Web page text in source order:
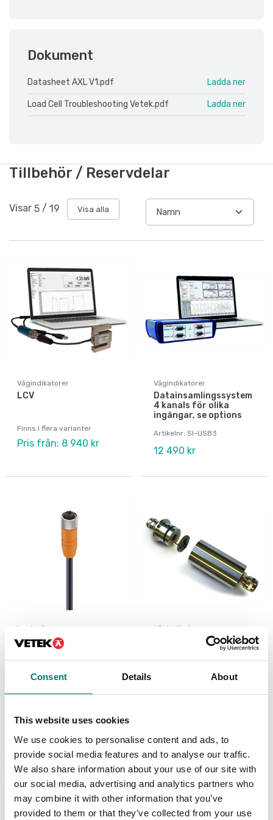
Consent Details About
This website uses cookies
We use cookies to personalise content and ads, to
provide social media features and to analyse our traffic.
We also share information about your use of our site with
our social media, advertising and analytics partners who
may combine it with other information that you’ve
provided to them or that they’ve collected from your use
Dokument
Datasheet AXL V1.pdf Ladda ner
Load Cell Troubleshooting Vetek.pdf Ladda ner
Tillbehör / Reservdelar
Visar 5 / 19 Visa alla
Vågindikatorer
LCV
Finns i flera varianter
Pris från: 8 940 kr
Vågindikatorer
Datainsamlingssystem
4 kanals för olika
ingångar, se options
Artikelnr: SI-USB3
12 490 kr
Lastceller
Kabel med M12 8-
polskontakt
Finns i flera varianter
Vågindikatorer
Lastcells transmitter
2-tråds, 4-20mA, inkl
mont. och kalibr. på
Ny